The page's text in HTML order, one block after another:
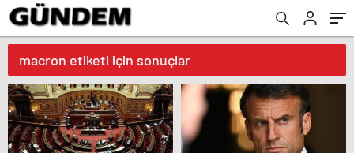
macron etiketi için sonuçlar